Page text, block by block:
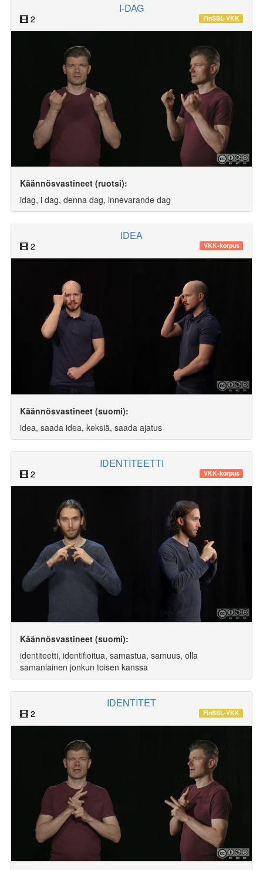
I-DAG
2 FinSSL-VKK
Käännösvastineet (ruotsi):
idag, i dag, denna dag, innevarande dag
IDEA
2 VKK-korpus
Käännösvastineet (suomi):
idea, saada idea, keksiä, saada ajatus
IDENTITEETTI
2 VKK-korpus
Käännösvastineet (suomi):
identiteetti, identifioitua, samastua, samuus, olla
samanlainen jonkun toisen kanssa
IDENTITET
2 FinSSL-VKK